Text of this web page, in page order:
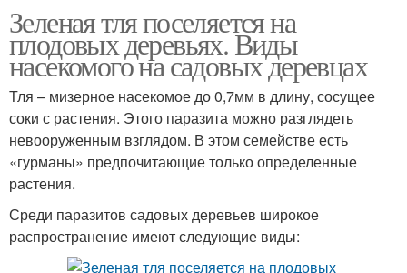
Зеленая тля поселяется на
плодовых деревьях. Виды
насекомого на садовых деревцах
Тля – мизерное насекомое до 0,7мм в длину, сосущее
соки с растения. Этого паразита можно разглядеть
невооруженным взглядом. В этом семействе есть
«гурманы» предпочитающие только определенные
растения.
Среди паразитов садовых деревьев широкое
распространение имеют следующие виды: